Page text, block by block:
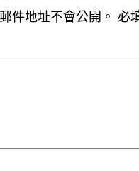
件地址不會公開。 必